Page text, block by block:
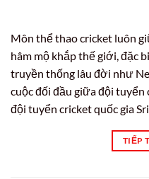
Môn thể thao cricket luôn
hâm mộ khắp thế giới, đặc
truyền thống lâu đời như
cuộc đối đầu giữa đội tuyển
đội tuyển cricket quốc gia
TIẾP